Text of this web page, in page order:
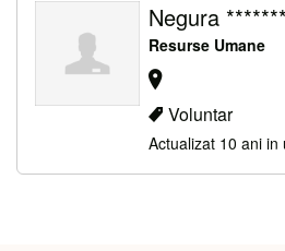
Negura *******
Resurse Umane
Voluntar
Actualizat 10 ani in